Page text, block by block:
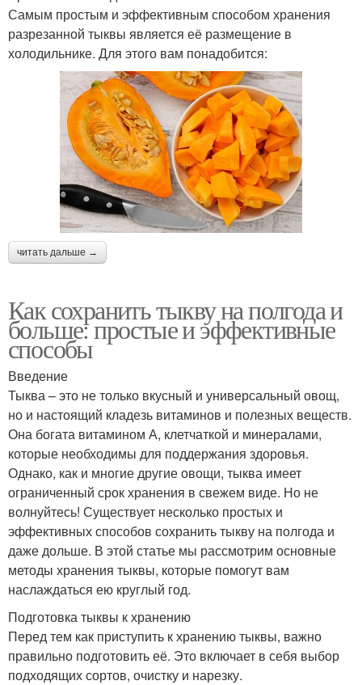
Самым простым и эффективным способом хранения
разрезанной тыквы является её размещение в
холодильнике. Для этого вам понадобится:
читать дальше →
Как сохранить тыкву на полгода и
больше: простые и эффективные
способы
Введение
Тыква – это не только вкусный и универсальный овощ,
но и настоящий кладезь витаминов и полезных веществ.
Она богата витамином А, клетчаткой и минералами,
которые необходимы для поддержания здоровья.
Однако, как и многие другие овощи, тыква имеет
ограниченный срок хранения в свежем виде. Но не
волнуйтесь! Существует несколько простых и
эффективных способов сохранить тыкву на полгода и
даже дольше. В этой статье мы рассмотрим основные
методы хранения тыквы, которые помогут вам
наслаждаться ею круглый год.
Подготовка тыквы к хранению
Перед тем как приступить к хранению тыквы, важно
правильно подготовить её. Это включает в себя выбор
подходящих сортов, очистку и нарезку.